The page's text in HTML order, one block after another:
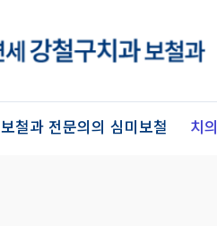
보철과 전문의의 심미보철 치